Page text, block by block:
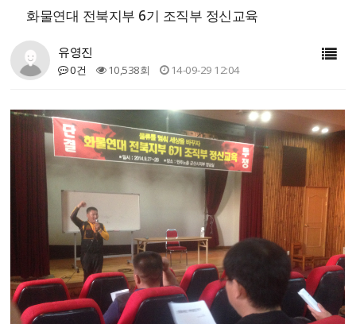
화물연대 전북지부 6기 조직부 정신교육
유영진
0건 10,538회 14-09-29 12:04